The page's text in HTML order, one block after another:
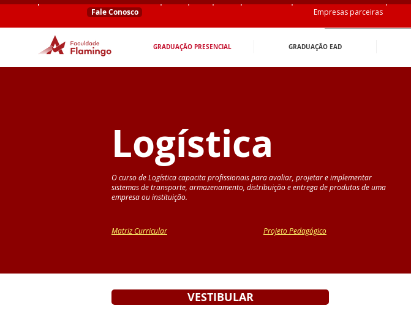
Fale Conosco Empresas parceiras
GRADUAÇÃO PRESENCIAL GRADUAÇÃO EAD
Logística
O curso de Logística capacita profissionais para avaliar, projetar e implementar
sistemas de transporte, armazenamento, distribuição e entrega de produtos de uma
empresa ou instituição.
Matriz Curricular Projeto Pedagógico
VESTIBULAR